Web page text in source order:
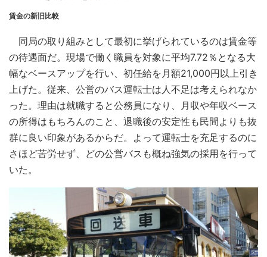
賃金の新旧比較
同局の取り組みとして最初に挙げられているのは賃金等
の待遇面だ。現場で働く職員を対象に平均7.72％となる大
幅なベースアップを行い、初任給を月額21,000円以上引き
上げた。従来、公営のバス運転士は人不足は考えられなか
った。理由は就職すると公務員になり、月収や年収ベース
の所得はもちろんのこと、退職後の安定性も民間よりも抜
群に良い印象があるからだ。よって運転士を充足するのに
さほど苦労せず、どの公営バスも概ね強気の採用を行って
いた。